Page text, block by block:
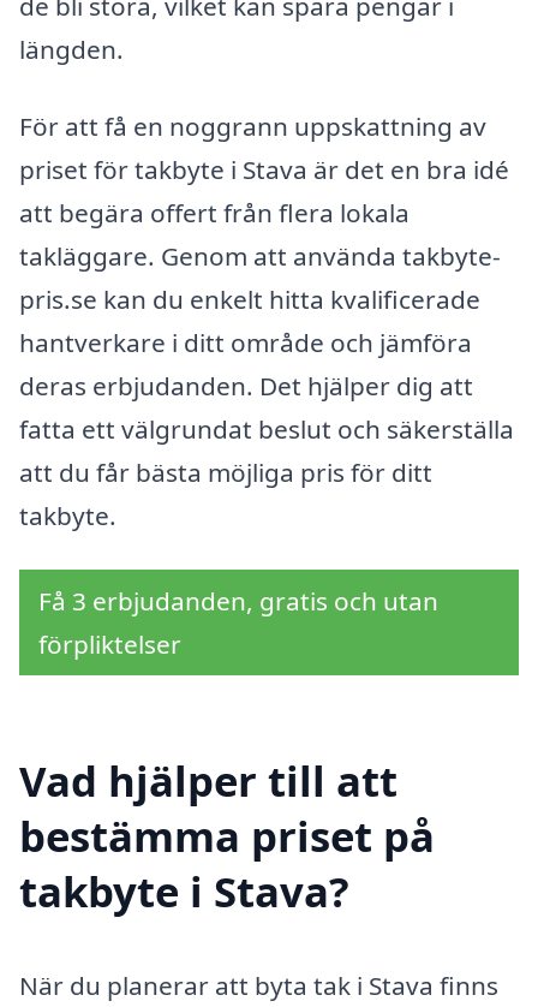
längden.
För att få en noggrann uppskattning av
priset för takbyte i Stava är det en bra idé
att begära offert från flera lokala
takläggare. Genom att använda takbyte-
pris.se kan du enkelt hitta kvalificerade
hantverkare i ditt område och jämföra
deras erbjudanden. Det hjälper dig att
fatta ett välgrundat beslut och säkerställa
att du får bästa möjliga pris för ditt
takbyte.
Få 3 erbjudanden, gratis och utan
förpliktelser
Vad hjälper till att
bestämma priset på
takbyte i Stava?
När du planerar att byta tak i Stava finns